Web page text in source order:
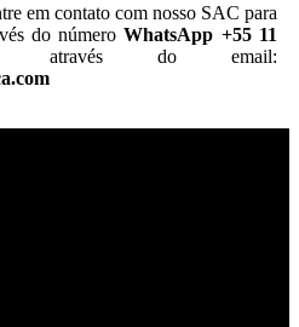
em contato com nosso SAC para
do número WhatsApp +55 11
do email: